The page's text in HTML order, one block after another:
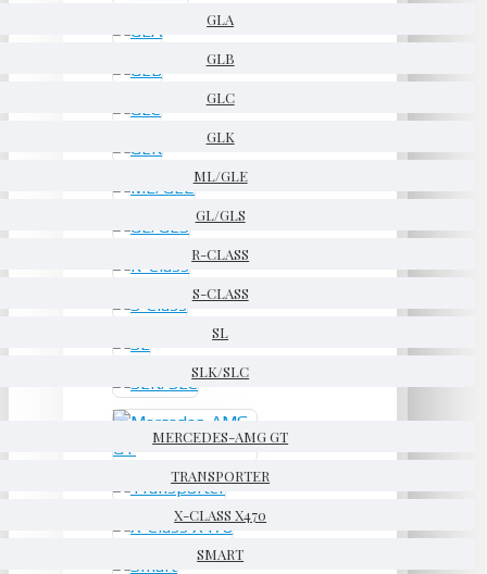
GLA
GLB
GLC
GLK
ML/GLE
GL/GLS
R-CLASS
S-CLASS
SL
SLK/SLC
MERCEDES-AMG GT
TRANSPORTER
X-CLASS X470
SMART